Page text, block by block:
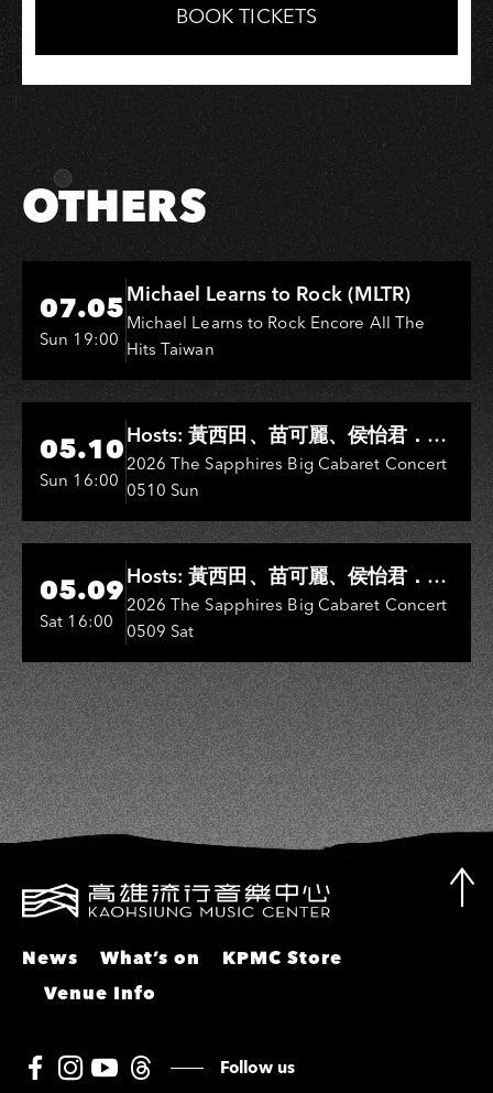
FacebookLINE
BOOK TICKETS
OTHERS
Hi-Ing Music Hall
07.05
Sun 19:00
Michael Learns to Rock (MLTR)
Michael Learns to Rock Encore All The
Hits Taiwan
Hi-Ing Music Hall
05.10
Sun 16:00
Hosts: 黃西田、苗可麗、侯怡君．
Entertainers: 葉啟田、鳥來嬤-吳
敏、王彩樺、王瑞霞、吳淑敏、施文
彬、邵大倫、曹雅雯、陳孟賢、黃露
瑤
2026 The Sapphires Big Cabaret Concert
0510 Sun
Hi-Ing Music Hall
05.09
Sat 16:00
Hosts: 黃西田、苗可麗、侯怡君．
Entertainers: 葉啟田、鳥來嬤-吳
敏、張秀卿、王彩樺、吳淑敏、施文
彬、邵大倫、曹雅雯、陳孟賢、黃露
瑤
2026 The Sapphires Big Cabaret Concert
0509 Sat
News What’s on
KPMC Store
Venue Info
Follow us